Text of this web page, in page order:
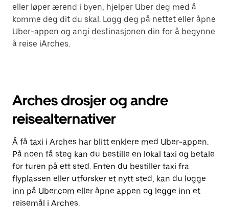
eller løper ærend i byen, hjelper Uber deg med å
komme deg dit du skal. Logg deg på nettet eller åpne
Uber-appen og angi destinasjonen din for å begynne
å reise iArches.
Arches drosjer og andre
reisealternativer
Å få taxi i Arches har blitt enklere med Uber-appen.
På noen få steg kan du bestille en lokal taxi og betale
for turen på ett sted. Enten du bestiller taxi fra
flyplassen eller utforsker et nytt sted, kan du logge
inn på Uber.com eller åpne appen og legge inn et
reisemål i Arches.